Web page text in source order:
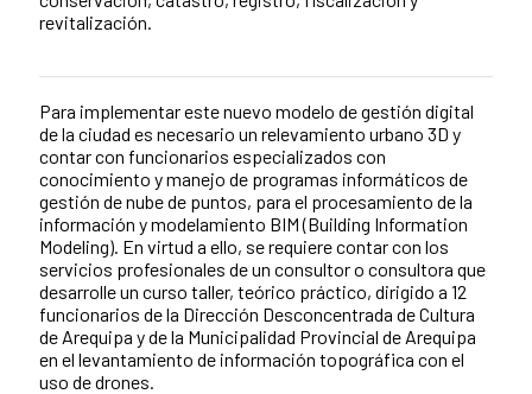
revitalización.
News content
Para implementar este nuevo modelo de gestión digital
de la ciudad es necesario un relevamiento urbano 3D y
contar con funcionarios especializados con
conocimiento y manejo de programas informáticos de
gestión de nube de puntos, para el procesamiento de la
información y modelamiento BIM (Building Information
Modeling). En virtud a ello, se requiere contar con los
servicios profesionales de un consultor o consultora que
desarrolle un curso taller, teórico práctico, dirigido a 12
funcionarios de la Dirección Desconcentrada de Cultura
de Arequipa y de la Municipalidad Provincial de Arequipa
en el levantamiento de información topográfica con el
uso de drones.